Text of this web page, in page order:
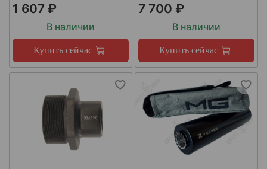
1 607 ₽
В наличии
Купить сейчас
7 700 ₽
В наличии
Купить сейчас